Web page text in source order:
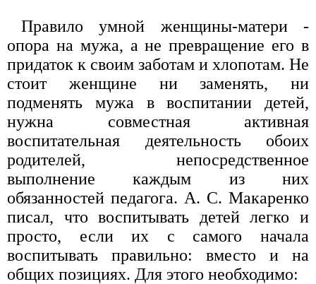
Правило умной женщины-матери -
опора на мужа, а не превращение его в
придаток к своим заботам и хлопотам. Не
стоит женщине ни заменять, ни
подменять мужа в воспитании детей,
нужна совместная активная
воспитательная деятельность обоих
родителей, непосредственное
выполнение каждым из них
обязанностей педагога. А. С. Макаренко
писал, что воспитывать детей легко и
просто, если их с самого начала
воспитывать правильно: вместо и на
общих позициях. Для этого необходимо: